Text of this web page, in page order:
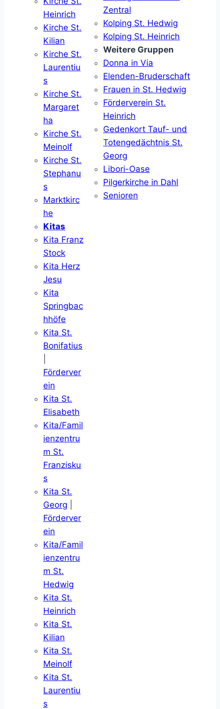
Heinrich
Kirche St.
Kilian
Kirche St.
Laurentiu
s
Kirche St.
Margaret
ha
Kirche St.
Meinolf
Kirche St.
Stephanu
s
Marktkirc
he
Kitas
Kita Franz
Stock
Kita Herz
Jesu
Kita
Springbac
hhöfe
Kita St.
Bonifatius
Förderver
ein
Kita St.
Elisabeth
Kita/Famil
ienzentru
m St.
Franzisku
s
Kita St.
Georg
Förderver
ein
Kita/Famil
ienzentru
m St.
Hedwig
Kita St.
Heinrich
Kita St.
Kilian
Kita St.
Meinolf
Kita St.
Laurentiu
s
Zentral
Kolping St. Hedwig
Kolping St. Heinrich
Weitere Gruppen
Donna in Via
Elenden-Bruderschaft
Frauen in St. Hedwig
Förderverein St.
Heinrich
Gedenkort Tauf- und
Totengedächtnis St.
Georg
Libori-Oase
Pilgerkirche in Dahl
Senioren